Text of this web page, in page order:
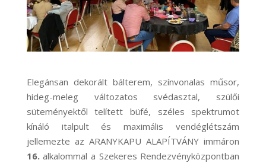
Elegánsan dekorált bálterem, színvonalas műsor,
hideg-meleg változatos svédasztal, szülői
süteményektől telített büfé, széles spektrumot
kínáló italpult és maximális vendéglétszám
jellemezte az ARANYKAPU ALAPÍTVÁNY immáron
16.alkalommal a Szekeres Rendezvényközpontban